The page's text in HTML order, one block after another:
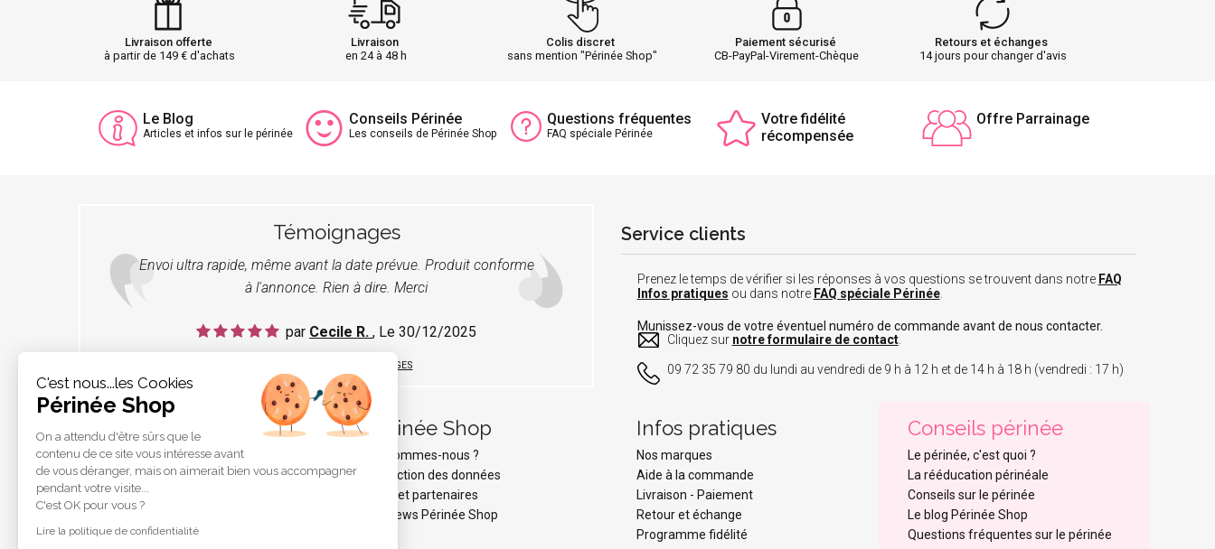
Livraison offerte
à partir de 149 € d'achats
Livraison
en 24 à 48 h
Colis discret
sans mention "Périnée Shop"
Paiement sécurisé
CB-PayPal-Virement-Chèque
Retours et échanges
14 jours pour changer d'avis
Le Blog
Articles et infos sur le périnée
Conseils Périnée
Les conseils de Périnée Shop
Questions fréquentes
FAQ spéciale Périnée
Votre fidélité
récompensée
Offre Parrainage
Témoignages
Envoi ultra rapide, même avant la date prévue. Produit conforme
à l'annonce. Rien à dire. Merci
par Cecile R. , Le 30/12/2025
LIRE TOUS LES TÉMOIGNAGES
Service clients
Prenez le temps de vérifier si les réponses à vos questions se trouvent dans notre FAQ
Infos pratiques ou dans notre FAQ spéciale Périnée.
Munissez-vous de votre éventuel numéro de commande avant de nous contacter.
Cliquez sur notre formulaire de contact.
09 72 35 79 80 du lundi au vendredi de 9 h à 12 h et de 14 h à 18 h (vendredi : 17 h)
Périnée Shop
Qui sommes-nous ?
Protection des données
Liens et partenaires
Les news Périnée Shop
Infos pratiques
Nos marques
Aide à la commande
Livraison - Paiement
Retour et échange
Programme fidélité
Conseils périnée
Le périnée, c'est quoi ?
La rééducation périnéale
Conseils sur le périnée
Le blog Périnée Shop
Questions fréquentes sur le périnée
C'est nous...les Cookies
Périnée Shop
On a attendu d'être sûrs que le
contenu de ce site vous intéresse avant
de vous déranger, mais on aimerait bien vous accompagner
pendant votre visite...
C'est OK pour vous ?
Lire la politique de confidentialité